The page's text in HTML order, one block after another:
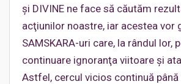
şi DIVINE ne face să căutăm
acţiunilor noastre, iar acestea vor
SAMSKARA-uri care, la rândul lor,
continuare ignoranţa viitoare şi
Astfel, cercul vicios continuă până